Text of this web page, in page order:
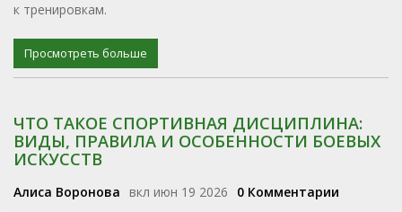
к тренировкам.
Просмотреть больше
ЧТО ТАКОЕ СПОРТИВНАЯ ДИСЦИПЛИНА:
ВИДЫ, ПРАВИЛА И ОСОБЕННОСТИ БОЕВЫХ
ИСКУССТВ
Алиса Воронова вкл июн 19 2026 0 Комментарии